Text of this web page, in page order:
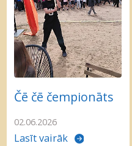
Čē čē čempionāts
02.06.2026
Lasīt vairāk